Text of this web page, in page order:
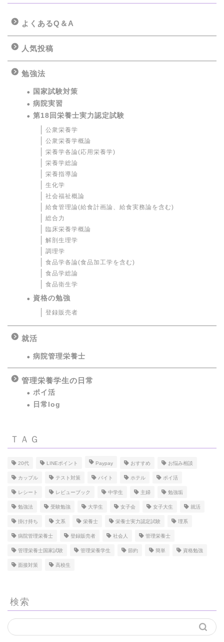
よくあるQ＆A
人気投稿
勉強法
国家試験対策
病院実習
第18回栄養士実力認定試験
公衆栄養学
公衆栄養学概論
栄養学各論(応用栄養学)
栄養学総論
栄養指導論
生化学
社会福祉概論
給食管理論(給食計画論、給食実務論を含む)
総合力
臨床栄養学概論
解剖生理学
調理学
食品学各論(食品加工学を含む)
食品学総論
食品衛生学
資格の勉強
登録販売者
就活
病院管理栄養士
管理栄養学生の日常
ポイ活
日常log
ＴＡＧ
20代 LINEポイント Paypay おすすめ お悩み相談
カップル テスト対策 バイト ホテル ポイ活
レシート レビューブック 中学生 主婦 勉強垢
勉強法 受験勉強 大学生 女子会 女子大生 就活
掛け持ち 文系 栄養士 栄養士実力認定試験 理系
病院管理栄養士 登録販売者 社会人 管理栄養士
管理栄養士国家試験 管理栄養学生 節約 簡単 資格勉強
面接対策 高校生
検索